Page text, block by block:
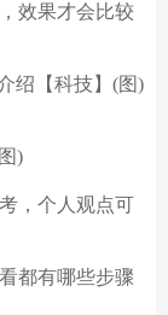
效果才会比较
绍【科技】(图)
)
，个人观点可
都有哪些步骤